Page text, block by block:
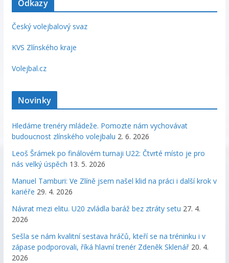
Odkazy
Český volejbalový svaz
KVS Zlínského kraje
Volejbal.cz
Novinky
Hledáme trenéry mládeže. Pomozte nám vychovávat
budoucnost zlínského volejbalu 2. 6. 2026
Leoš Šrámek po finálovém turnaji U22: Čtvrté místo je pro
nás velký úspěch 13. 5. 2026
Manuel Tamburi: Ve Zlíně jsem našel klid na práci i další krok v
kariéře 29. 4. 2026
Návrat mezi elitu. U20 zvládla baráž bez ztráty setu 27. 4.
2026
Sešla se nám kvalitní sestava hráčů, kteří se na tréninku i v
zápase podporovali, říká hlavní trenér Zdeněk Sklenář 20. 4.
2026